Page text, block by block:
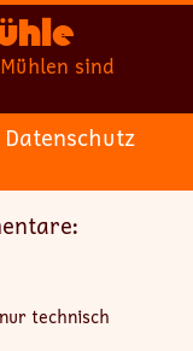
sind
Datenschutz
technisch